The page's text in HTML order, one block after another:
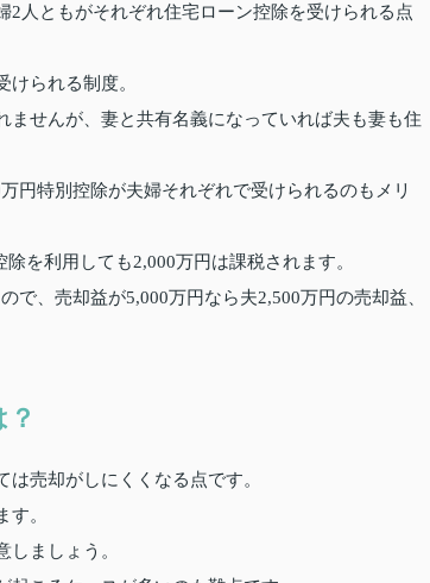
人ともがそれぞれ住宅ローン控除を受けられる点
られる制度。
せんが、妻と共有名義になっていれば夫も妻も住
円特別控除が夫婦それぞれで受けられるのもメリ
を利用しても2,000万円は課税されます。
、売却益が5,000万円なら夫2,500万円の売却益、
売却がしにくくなる点です。
。
ましょう。